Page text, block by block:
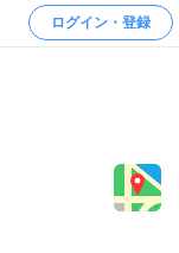
ログイン・登録